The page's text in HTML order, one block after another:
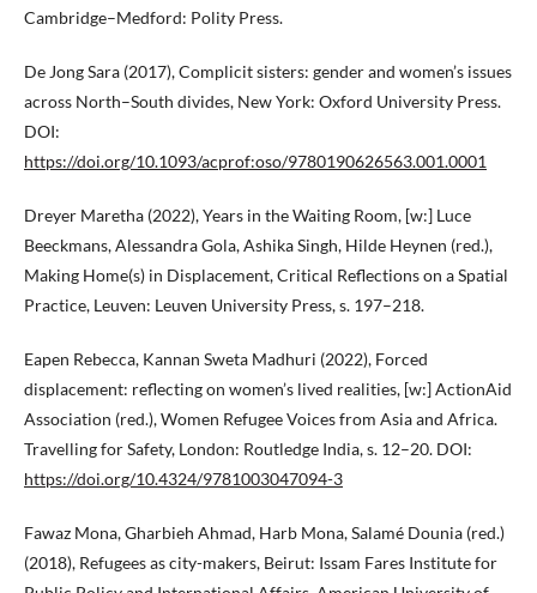
Cambridge–Medford: Polity Press.
De Jong Sara (2017), Complicit sisters: gender and women’s issues
across North–South divides, New York: Oxford University Press.
DOI:
https://doi.org/10.1093/acprof:oso/9780190626563.001.0001
Dreyer Maretha (2022), Years in the Waiting Room, [w:] Luce
Beeckmans, Alessandra Gola, Ashika Singh, Hilde Heynen (red.),
Making Home(s) in Displacement, Critical Reflections on a Spatial
Practice, Leuven: Leuven University Press, s. 197–218.
Eapen Rebecca, Kannan Sweta Madhuri (2022), Forced
displacement: reflecting on women’s lived realities, [w:] ActionAid
Association (red.), Women Refugee Voices from Asia and Africa.
Travelling for Safety, London: Routledge India, s. 12–20. DOI:
https://doi.org/10.4324/9781003047094-3
Fawaz Mona, Gharbieh Ahmad, Harb Mona, Salamé Dounia (red.)
(2018), Refugees as city-makers, Beirut: Issam Fares Institute for